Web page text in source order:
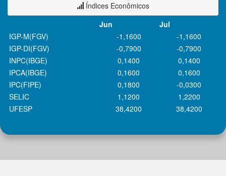
Índices Econômicos
Jun
Jul
IGP-M(FGV)
-1,1600
-1,1600
IGP-DI(FGV)
-0,7900
-0,7900
INPC(IBGE)
0,1400
0,1400
IPCA(IBGE)
0,1600
0,1600
IPC(FIPE)
0,1800
-0,0300
SELIC
1,1200
1,2200
UFESP
38,4200 38,4200